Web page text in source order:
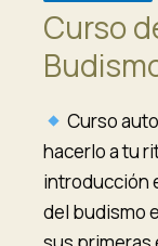
Curso
Curso
hacerlo a tu
introducción
del budismo